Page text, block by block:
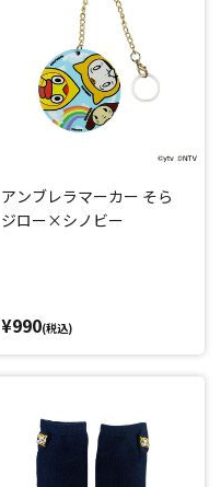
アンブレラマーカー そら
ジロー×シノビー
¥990(税込)